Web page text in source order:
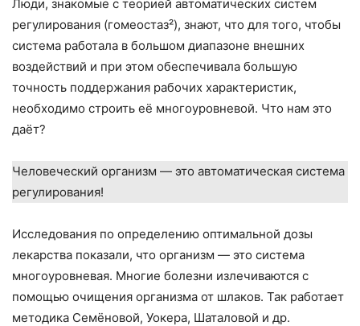
Люди, знакомые с теорией автоматических систем
регулирования (гомеостаз²), знают, что для того, чтобы
система работала в большом диапазоне внешних
воздействий и при этом обеспечивала большую
точность поддержания рабочих характеристик,
необходимо строить её многоуровневой. Что нам это
даёт?
Человеческий организм — это автоматическая система
регулирования!
Исследования по определению оптимальной дозы
лекарства показали, что организм — это система
многоуровневая. Многие болезни излечиваются с
помощью очищения организма от шлаков. Так работает
методика Семёновой, Уокера, Шаталовой и др.